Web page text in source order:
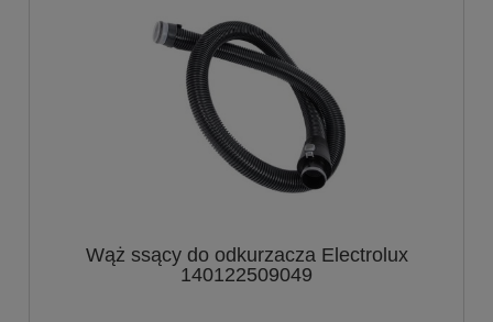
Wąż ssący do odkurzacza Electrolux
140122509049